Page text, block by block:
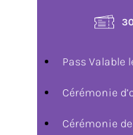
Pass Valable
Cérémonie
Cérémonie